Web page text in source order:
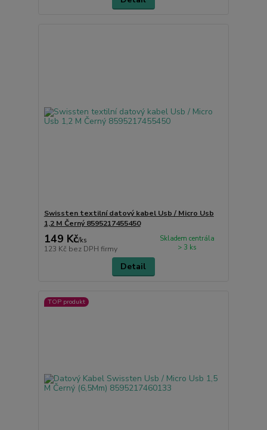
Swissten textilní datový kabel Usb / Micro Usb
1,2 M Černý 8595217455450
149 Kč/ks
123 Kč bez DPH firmy
Skladem centrála
> 3 ks
Detail
TOP produkt